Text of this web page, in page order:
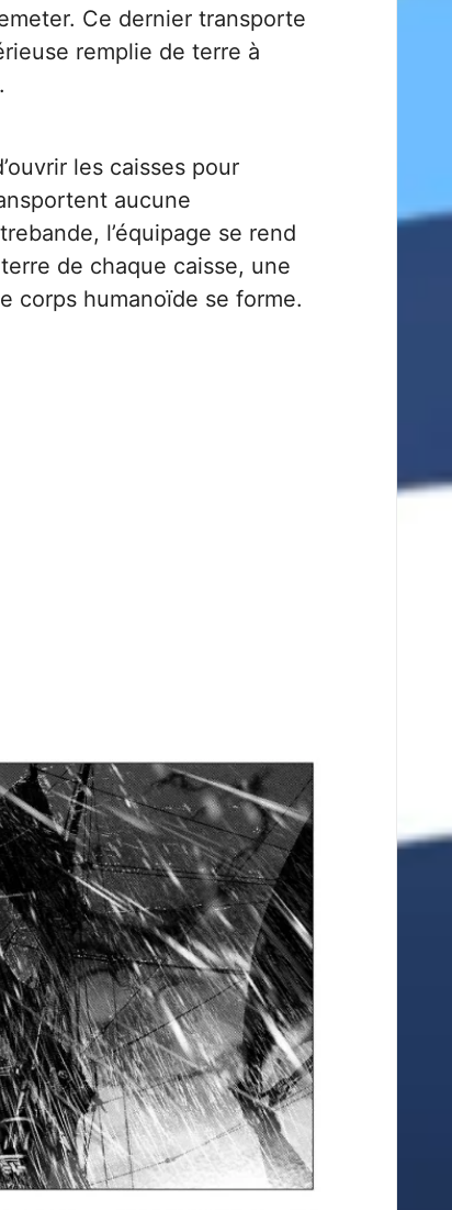
Ce dernier transporte
remplie de terre à
les caisses pour
aucune
l’équipage se rend
de chaque caisse, une
corps humanoïde se forme.